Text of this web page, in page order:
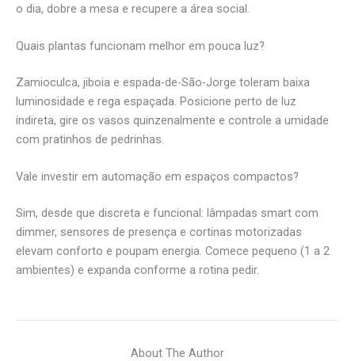
o dia, dobre a mesa e recupere a área social.
Quais plantas funcionam melhor em pouca luz?
Zamioculca, jiboia e espada-de-São-Jorge toleram baixa
luminosidade e rega espaçada. Posicione perto de luz
indireta, gire os vasos quinzenalmente e controle a umidade
com pratinhos de pedrinhas.
Vale investir em automação em espaços compactos?
Sim, desde que discreta e funcional: lâmpadas smart com
dimmer, sensores de presença e cortinas motorizadas
elevam conforto e poupam energia. Comece pequeno (1 a 2
ambientes) e expanda conforme a rotina pedir.
About The Author